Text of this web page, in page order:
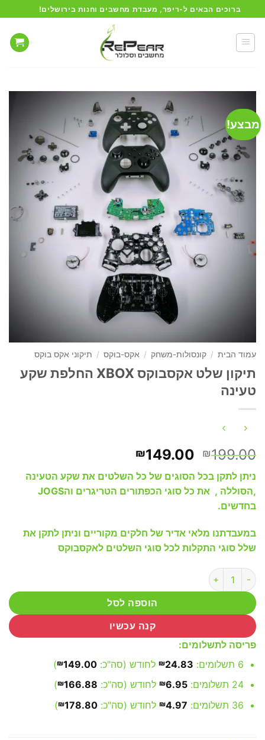
to
content
ברוכים הבאים ל-ריפר, מעבדת מחשבים וחנות בירושלים!
מבצע!
עמוד הבית / קונסולות-משחק / אקס-בוקס / תיקוני אקס בוקס
תיקון שלט אקסבוקס XBOX החלפת שקע
טעינה
₪199.00
המחיר
המקורי
היה:
₪199.00.
₪149.00
הנוכחי
הוא:
₪149.00.
ניתן לתקן בכל הסוגים של כל השלטים את שקע הטעינה
,הסוללה , את כל סוגי הכפתורים הטריגרים והJOGS
בחדשים.
במעבדתנו מלאי אדיר של חלקים מקוריים וניתן לתקן את
שלל סוגי התקלות לכל סוגי השלטים לאקסבוקס
כמות של תיקון שלט אקסבוקס XBOX החלפת שקע טעינה
הוספה לסל
קנה עכשיו
פריסה לתשלומים:
6 תשלומים:
₪24.83 לחודש (סה"כ: ₪149.00
)
24 תשלומים:
₪6.95 לחודש (סה"כ: ₪166.88
)
36 תשלומים:
₪4.97 לחודש (סה"כ: ₪178.80
)